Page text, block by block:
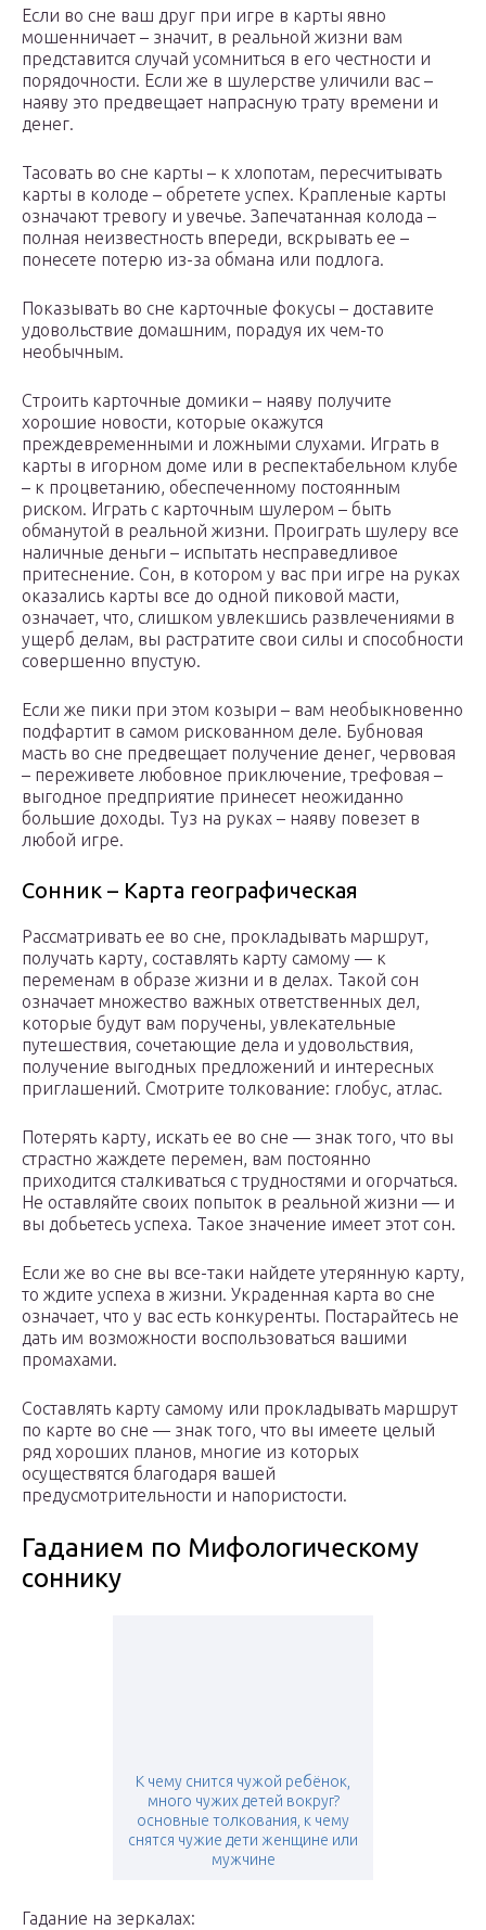
Если во сне ваш друг при игре в карты явно
мошенничает – значит, в реальной жизни вам
представится случай усомниться в его честности и
порядочности. Если же в шулерстве уличили вас –
наяву это предвещает напрасную трату времени и
денег.
Тасовать во сне карты – к хлопотам, пересчитывать
карты в колоде – обретете успех. Крапленые карты
означают тревогу и увечье. Запечатанная колода –
полная неизвестность впереди, вскрывать ее –
понесете потерю из-за обмана или подлога.
Показывать во сне карточные фокусы – доставите
удовольствие домашним, порадуя их чем-то
необычным.
Строить карточные домики – наяву получите
хорошие новости, которые окажутся
преждевременными и ложными слухами. Играть в
карты в игорном доме или в респектабельном клубе
– к процветанию, обеспеченному постоянным
риском. Играть с карточным шулером – быть
обманутой в реальной жизни. Проиграть шулеру все
наличные деньги – испытать несправедливое
притеснение. Сон, в котором у вас при игре на руках
оказались карты все до одной пиковой масти,
означает, что, слишком увлекшись развлечениями в
ущерб делам, вы растратите свои силы и способности
совершенно впустую.
Если же пики при этом козыри – вам необыкновенно
подфартит в самом рискованном деле. Бубновая
масть во сне предвещает получение денег, червовая
– переживете любовное приключение, трефовая –
выгодное предприятие принесет неожиданно
большие доходы. Туз на руках – наяву повезет в
любой игре.
Сонник – Карта географическая
Рассматривать ее во сне, прокладывать маршрут,
получать карту, составлять карту самому — к
переменам в образе жизни и в делах. Такой сон
означает множество важных ответственных дел,
которые будут вам поручены, увлекательные
путешествия, сочетающие дела и удовольствия,
получение выгодных предложений и интересных
приглашений. Смотрите толкование: глобус, атлас.
Потерять карту, искать ее во сне — знак того, что вы
страстно жаждете перемен, вам постоянно
приходится сталкиваться с трудностями и огорчаться.
Не оставляйте своих попыток в реальной жизни — и
вы добьетесь успеха. Такое значение имеет этот сон.
Если же во сне вы все-таки найдете утерянную карту,
то ждите успеха в жизни. Украденная карта во сне
означает, что у вас есть конкуренты. Постарайтесь не
дать им возможности воспользоваться вашими
промахами.
Составлять карту самому или прокладывать маршрут
по карте во сне — знак того, что вы имеете целый
ряд хороших планов, многие из которых
осуществятся благодаря вашей
предусмотрительности и напористости.
Гаданием по Мифологическому
соннику
К чему снится чужой ребёнок,
много чужих детей вокруг?
основные толкования, к чему
снятся чужие дети женщине или
мужчине
Гадание на зеркалах: